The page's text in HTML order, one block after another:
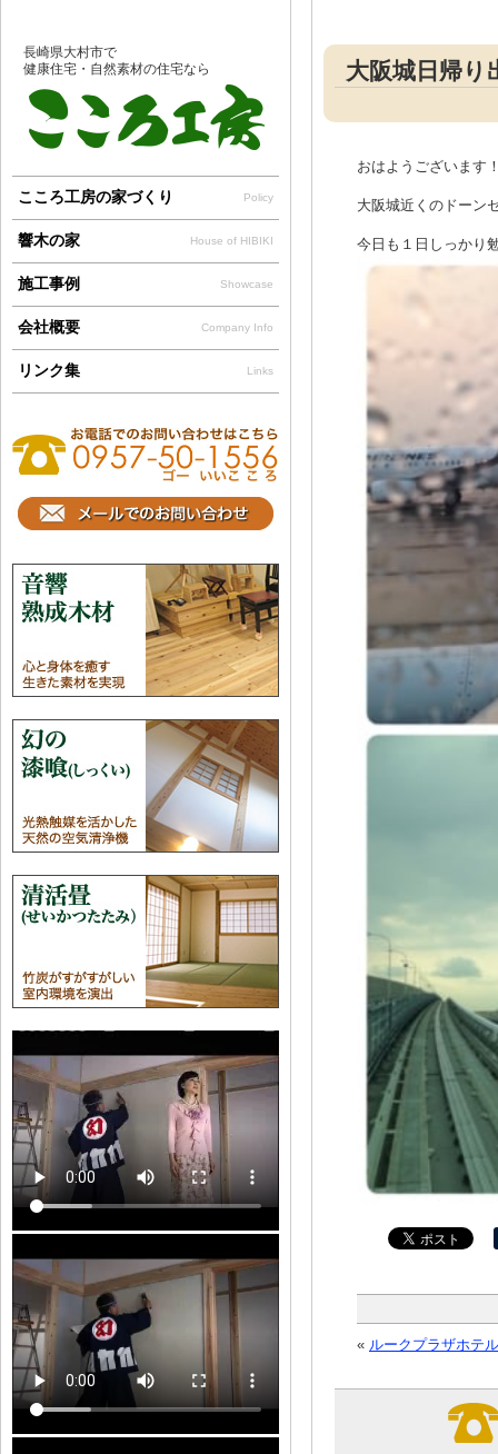
大阪城日帰り
おはようございます
大阪城近くのドーン
今日も１日しっかり
« ルークプラザホテ
長崎県大村市で
健康住宅・自然素材の住宅なら
こころ工房の家づくり Policy
響木の家 House of HIBIKI
施工事例 Showcase
会社概要 Company Info
リンク集 Links